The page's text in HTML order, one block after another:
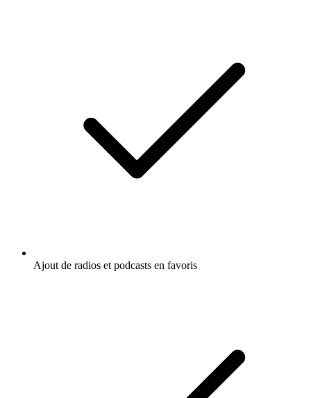
Ajout de radios et podcasts en favoris